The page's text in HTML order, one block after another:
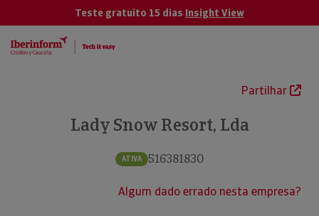
Teste gratuito 15 dias Insight View
Partilhar
Lady Snow Resort, Lda
ATIVA 516381830
Algum dado errado nesta empresa?